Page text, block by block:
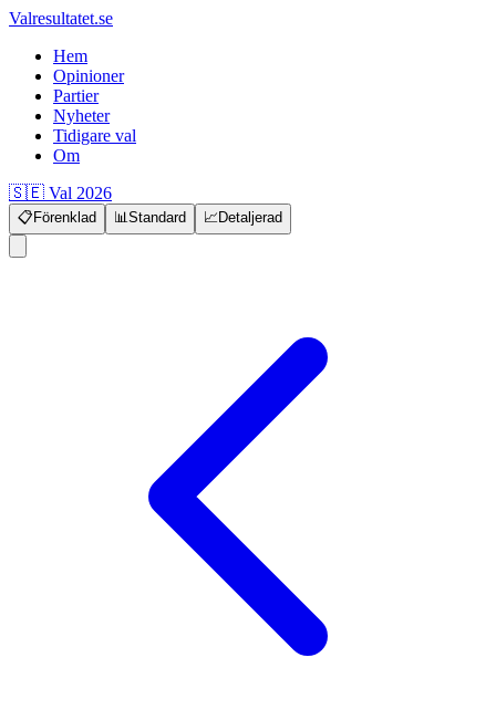
Valresultatet.se
Hem
Opinioner
Partier
Nyheter
Tidigare val
Om
🇸🇪 Val 2026
📋 Förenklad 📊Standard 📈Detaljerad